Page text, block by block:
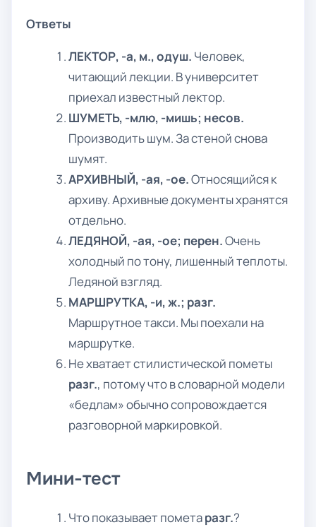
Ответы
ЛЕКТОР, -а, м., одуш. Человек,
читающий лекции. В университет
приехал известный лектор.
ШУМЕТЬ, -млю, -мишь; несов.
Производить шум. За стеной снова
шумят.
АРХИВНЫЙ, -ая, -ое.Относящийся к
архиву. Архивные документы хранятся
отдельно.
ЛЕДЯНОЙ, -ая, -ое; перен.Очень
холодный по тону, лишенный теплоты.
Ледяной взгляд.
МАРШРУТКА, -и, ж.; разг.
Маршрутное такси. Мы поехали на
маршрутке.
Не хватает стилистической пометы
разг., потому что в словарной модели
«бедлам» обычно сопровождается
разговорной маркировкой.
Мини-тест
Что показывает пометаразг.?